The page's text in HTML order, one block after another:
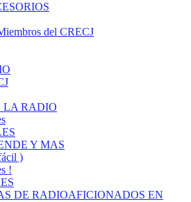
del CRECJ
LA RADIO
Y MAS
)
!
DE RADIOAFICIONADOS EN